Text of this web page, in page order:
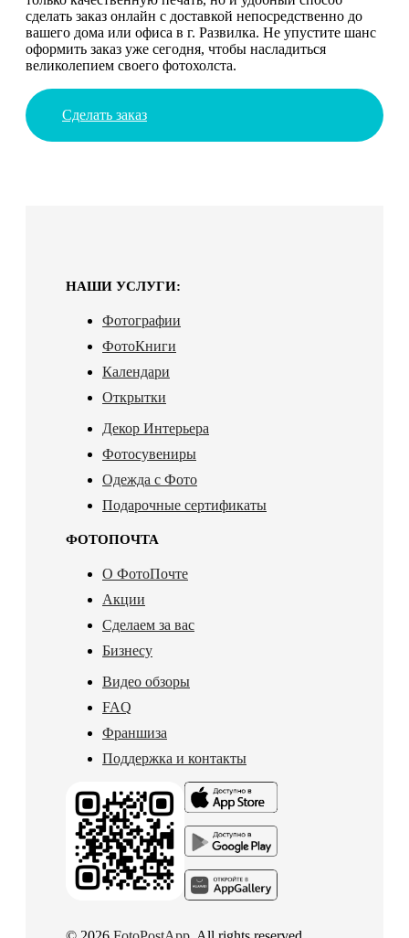
сделать заказ онлайн с доставкой непосредственно до
вашего дома или офиса в г. Развилка. Не упустите шанс
оформить заказ уже сегодня, чтобы насладиться
великолепием своего фотохолста.
Сделать заказ
НАШИ УСЛУГИ:
Фотографии
ФотоКниги
Календари
Открытки
Декор Интерьера
Фотосувениры
Одежда с Фото
Подарочные сертификаты
ФОТОПОЧТА
О ФотоПочте
Акции
Сделаем за вас
Бизнесу
Видео обзоры
FAQ
Франшиза
Поддержка и контакты